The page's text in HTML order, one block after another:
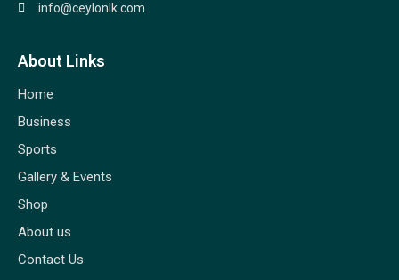
info@ceylonlk.com
About Links
Home
Business
Sports
Gallery & Events
Shop
About us
Contact Us